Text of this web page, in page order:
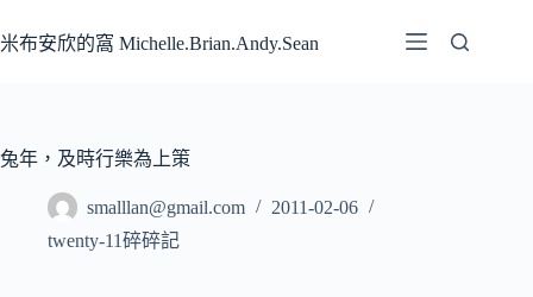
至
容
米布安欣的窩 Michelle.Brian.Andy.Sean
兔年，及時行樂為上策
smalllan@gmail.com
2011-02-06
twenty-11碎碎記